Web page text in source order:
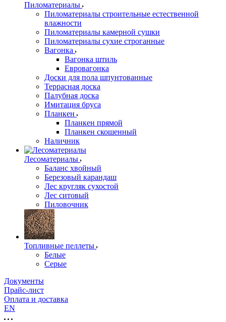
Пиломатериалы
Пиломатериалы строительные естественной
влажности
Пиломатериалы камерной сушки
Пиломатериалы сухие строганные
Вагонка
Вагонка штиль
Евровагонка
Доски для пола шпунтованные
Террасная доска
Палубная доска
Имитация бруса
Планкен
Планкен прямой
Планкен скошенный
Наличник
Лесоматериалы
Баланс хвойный
Березовый карандаш
Лес кругляк сухостой
Лес ситовый
Пиловочник
Топливные пеллеты
Белые
Серые
Документы
Прайс-лист
Оплата и доставка
EN